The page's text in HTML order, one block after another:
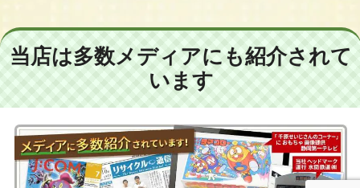
当店は多数メディアにも紹介されて
います